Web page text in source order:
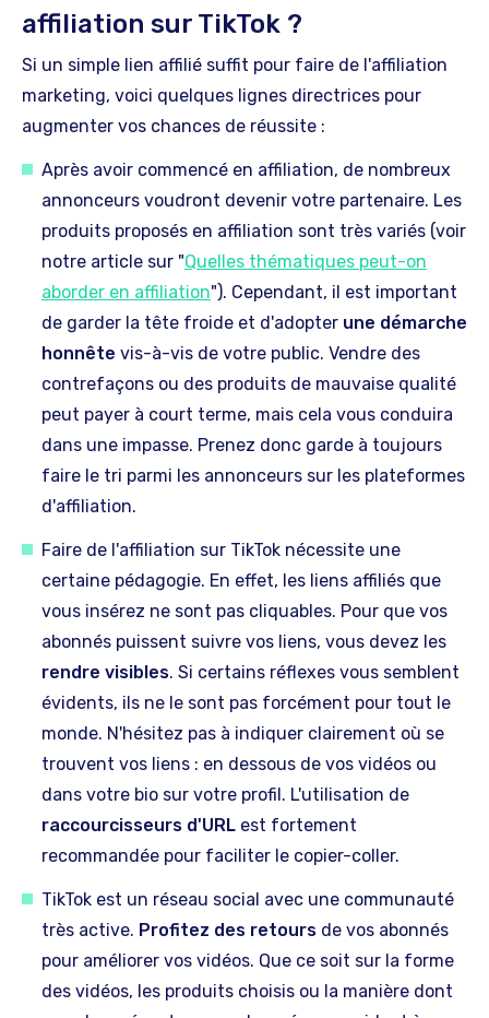
affiliation sur TikTok ?
Si un simple lien affilié suffit pour faire de l'affiliation
marketing, voici quelques lignes directrices pour
augmenter vos chances de réussite :
Après avoir commencé en affiliation, de nombreux
annonceurs voudront devenir votre partenaire. Les
produits proposés en affiliation sont très variés (voir
notre article sur "Quelles thématiques peut-on
aborder en affiliation"). Cependant, il est important
de garder la tête froide et d'adopter une démarche
honnête vis-à-vis de votre public. Vendre des
contrefaçons ou des produits de mauvaise qualité
peut payer à court terme, mais cela vous conduira
dans une impasse. Prenez donc garde à toujours
faire le tri parmi les annonceurs sur les plateformes
d'affiliation.
Faire de l'affiliation sur TikTok nécessite une
certaine pédagogie. En effet, les liens affiliés que
vous insérez ne sont pas cliquables. Pour que vos
abonnés puissent suivre vos liens, vous devez les
rendre visibles. Si certains réflexes vous semblent
évidents, ils ne le sont pas forcément pour tout le
monde. N'hésitez pas à indiquer clairement où se
trouvent vos liens : en dessous de vos vidéos ou
dans votre bio sur votre profil. L'utilisation de
raccourcisseurs d'URL est fortement
recommandée pour faciliter le copier-coller.
TikTok est un réseau social avec une communauté
très active. Profitez des retours de vos abonnés
pour améliorer vos vidéos. Que ce soit sur la forme
des vidéos, les produits choisis ou la manière dont